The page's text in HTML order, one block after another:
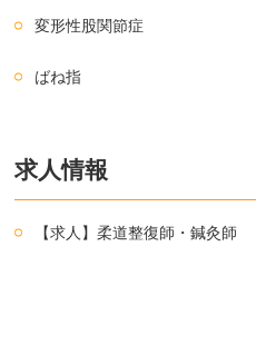
変形性股関節症
ばね指
求人情報
【求人】柔道整復師・鍼灸師